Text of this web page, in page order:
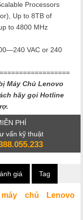
Processors
Up to 8TB of
to 4800 MHz
VAC or 240
Máy Chủ Lenovo
hãy gọi Hotline
PHÍ
vấn kỹ thuật
giá Tag
chủ Lenovo